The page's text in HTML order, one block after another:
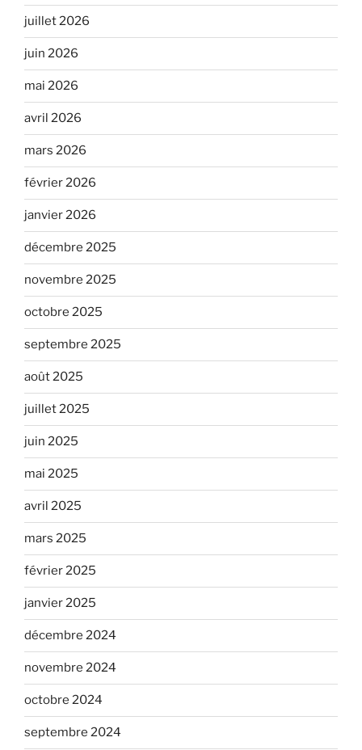
juillet 2026
juin 2026
mai 2026
avril 2026
mars 2026
février 2026
janvier 2026
décembre 2025
novembre 2025
octobre 2025
septembre 2025
août 2025
juillet 2025
juin 2025
mai 2025
avril 2025
mars 2025
février 2025
janvier 2025
décembre 2024
novembre 2024
octobre 2024
septembre 2024